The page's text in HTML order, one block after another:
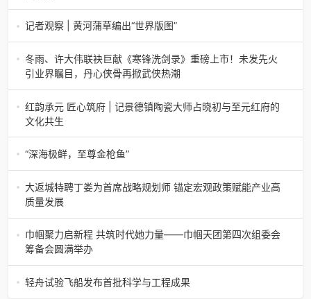
三合盛：为了让你吃上一口放心肉，我们把猪送进了“高山修
仙学院”很多人问我，现在的生鲜赛道已经卷成麻花了，为什
记者观察 | 黄河蒲草编出“世界版图”
记者观察 | 黄河蒲草编出“世界版图”山东高青农妇的30年“草
根逆袭”路济南电（记者 瑞夫 王克军 郭克烁）一根黄河滩上
的蒲草，能走多
冬雨、许大伟联袂巨献《寒锋洗剑录》重磅上市！未发先火
引业界瞩目，丹心侠骨再掀武侠热潮
【新书首发】冬雨、许大伟联袂巨献《寒锋洗剑录》重磅上
市！未发先火引业界瞩目，丹心侠骨再掀武侠热潮（文/梵
可）近日，备受业界与读者双
红韵承元 匠心筑府 | 记景德镇陶瓷大师占晓初与至元红府的
文化共生
（中国晨报头条讯）景德镇的窑火，千年不熄，淬炼出无数
陶瓷瑰宝；元代釉里红的一抹艳红，穿越七百年岁月，成为
“深海极鲜，至尊金枪鱼”
“深海极鲜，至尊金枪鱼”苏州吴中白金汉爵大酒店蓝鳍金枪鱼
开鱼品鉴仪式圆满落幕2026年4月17日，江苏省苏州市吴中
白金汉爵大酒店大
大返城特聘丁娄为首席战略规划师 锚定宏观政策赋能产业高
质量发展
2026年4月16日，大返城（浙江）科技有限公司隆重举行签
约仪式，正式特聘丁娄先生担任公司首席战略规划师。此次
强强联合，是大返城集团深度
巾帼聚力启新程 共筑时代她力量——巾帼天团第四次组委会
筹备会圆满举办
巾帼聚力启新程 共筑时代她力量——巾帼天团第四次组委会
筹备会圆满举办2026年4月15日，巾帼天团第四次组委会筹
轻舟试验飞船发布首批科学与工程成果